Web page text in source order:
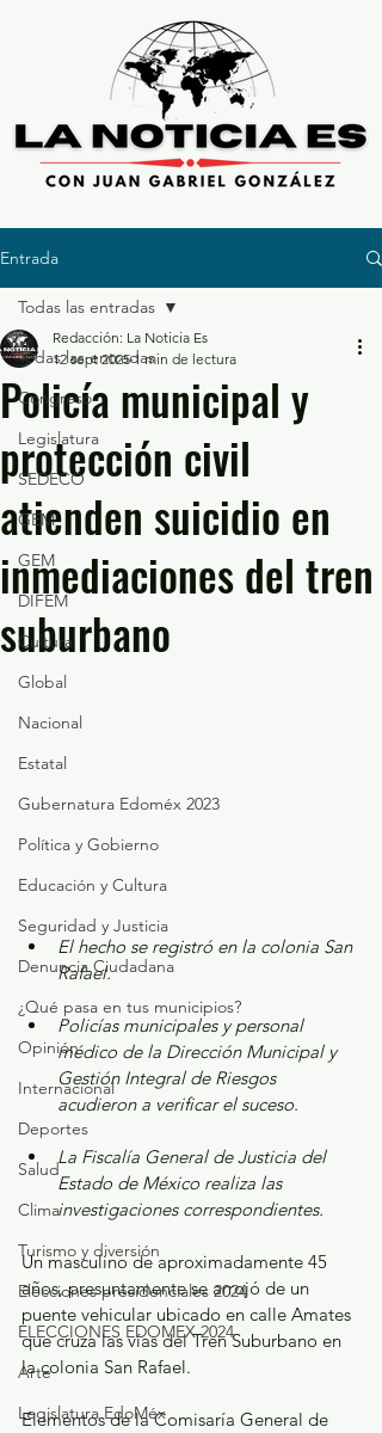
Entrada
Todas las entradas
Congreso
Legislatura
SEDECO
GEM
GEM
DIFEM
Cultura
Global
Nacional
Estatal
Gubernatura Edoméx 2023
Política y Gobierno
Educación y Cultura
Seguridad y Justicia
Denuncia Ciudadana
¿Qué pasa en tus municipios?
Opinión
Internacional
Deportes
Salud
Clima
Turismo y diversión
Elecciones presidenciales 2024
ELECCIONES EDOMEX 2024
Arte
Legislatura EdoMéx
Todas las entradas
Policía municipal y
protección civil
atienden suicidio en
inmediaciones del tren
suburbano
Redacción: La Noticia Es
12 sept 2025 1 min de lectura
El hecho se registró en la colonia San
Rafael.
Policías municipales y personal
médico de la Dirección Municipal y
Gestión Integral de Riesgos
acudieron a verificar el suceso.
La Fiscalía General de Justicia del
Estado de México realiza las
investigaciones correspondientes.
Un masculino de aproximadamente 45
años, presuntamente se arrojó de un
puente vehicular ubicado en calle Amates
que cruza las vías del Tren Suburbano en
la colonia San Rafael.
Elementos de la Comisaría General de